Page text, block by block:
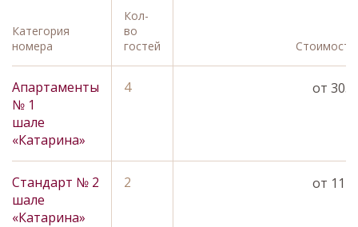
Категория
номера
Кол-
во
гостей
Апартаменты
№ 1
шале
«Катарина»
4 от
Стандарт № 2
шале
«Катарина»
2 от